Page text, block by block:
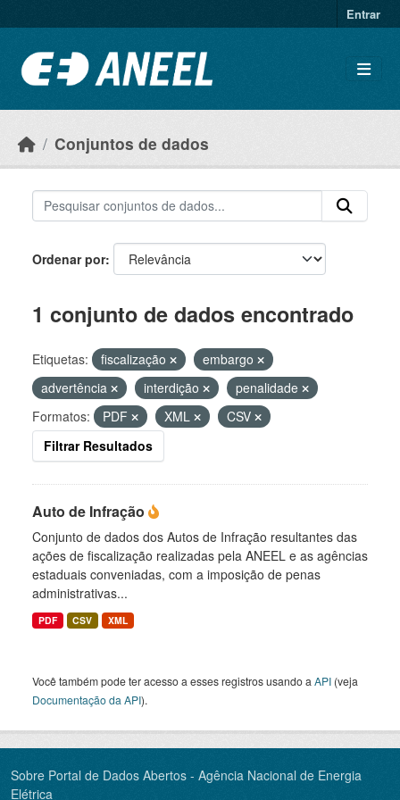
Entrar
Conjuntos de dados
Ordenar por
1 conjunto de dados encontrado
Etiquetas: fiscalização
embargo
advertência
interdição
penalidade
Formatos:
PDF XML
CSV
Filtrar Resultados
Auto de Infração
Conjunto de dados dos Autos de Infração resultantes das
ações de fiscalização realizadas pela ANEEL e as agências
estaduais conveniadas, com a imposição de penas
administrativas...
PDF CSV XML
Você também pode ter acesso a esses registros usando a API (veja
Documentação da API).
Sobre Portal de Dados Abertos - Agência Nacional de Energia
Elétrica